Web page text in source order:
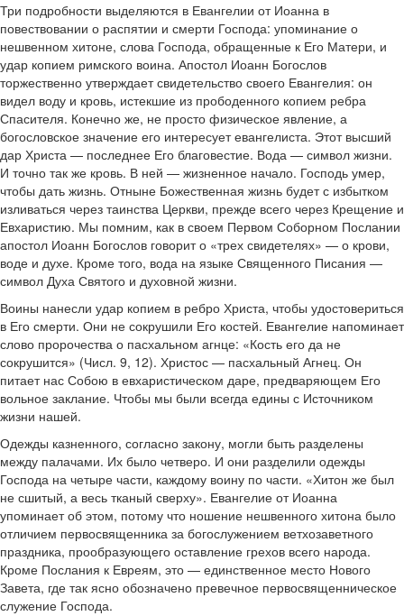
Три подробности выделяются в Евангелии от Иоанна в
повествовании о распятии и смерти Господа: упоминание о
нешвенном хитоне, слова Господа, обращенные к Его Матери, и
удар копием римского воина. Апостол Иоанн Богослов
торжественно утверждает свидетельство своего Евангелия: он
видел воду и кровь, истекшие из прободенного копием ребра
Спасителя. Конечно же, не просто физическое явление, а
богословское значение его интересует евангелиста. Этот высший
дар Христа — последнее Его благовестие. Вода — символ жизни.
И точно так же кровь. В ней — жизненное начало. Господь умер,
чтобы дать жизнь. Отныне Божественная жизнь будет с избытком
изливаться через таинства Церкви, прежде всего через Крещение и
Евхаристию. Мы помним, как в своем Первом Соборном Послании
апостол Иоанн Богослов говорит о «трех свидетелях» — о крови,
воде и духе. Кроме того, вода на языке Священного Писания —
символ Духа Святого и духовной жизни.
Воины нанесли удар копием в ребро Христа, чтобы удостовериться
в Его смерти. Они не сокрушили Его костей. Евангелие напоминает
слово пророчества о пасхальном агнце: «Кость его да не
сокрушится» (Числ. 9, 12). Христос — пасхальный Агнец. Он
питает нас Собою в евхаристическом даре, предваряющем Его
вольное заклание. Чтобы мы были всегда едины с Источником
жизни нашей.
Одежды казненного, согласно закону, могли быть разделены
между палачами. Их было четверо. И они разделили одежды
Господа на четыре части, каждому воину по части. «Хитон же был
не сшитый, а весь тканый сверху». Евангелие от Иоанна
упоминает об этом, потому что ношение нешвенного хитона было
отличием первосвященника за богослужением ветхозаветного
праздника, прообразующего оставление грехов всего народа.
Кроме Послания к Евреям, это — единственное место Нового
Завета, где так ясно обозначено превечное первосвященническое
служение Господа.